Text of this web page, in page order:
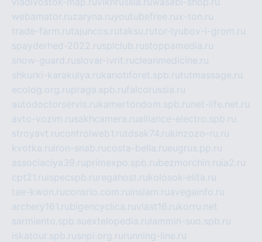
webamator.ruzaryna.ruyoutubefree.rux-ton.ru
trade-farm.rutajuncos.rutaksu.rutor-lyubov-i-grom.ru
spayderhed-2022.rusplclub.rustoppamedia.ru
snow-guard.ruslovar-ivrit.rucleanmedicine.ru
shkurki-karakulya.rukanotiforet.spb.rututmassage.ru
ecolog.org.rupraga.spb.rufalcorussia.ru
autodoctorservis.rukamertondom.spb.ru net-life.net.ru
avto-vozim.rusakhcamera.rualliance-electro.spb.ru
stroyavt.rucontrolweb1.rutdsak74.rukinzozo-ru.ru
kvotka.ru iron-snab.rucosta-bella.rueugrus.pp.ru
associaciya39.ruprimexpo.spb.rubezmorchin.ru ia2.ru
cpt21.ru ispecspb.ru regahost.rukolosok-elita.ru
tae-kwon.ruconsrio.com.ru insiam.ruavegainfo.ru
archery161.rubigencyclica.ruvlast16.rukorru.net
sarmiento.spb.suextelopedia.ru lammin-suo.spb.ru
iskatour.spb.rusnpi.org.ru running-line.ru